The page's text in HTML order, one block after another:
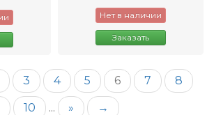
Нет в наличии
Заказать
3 4 5 6 7 8
10 ... » →